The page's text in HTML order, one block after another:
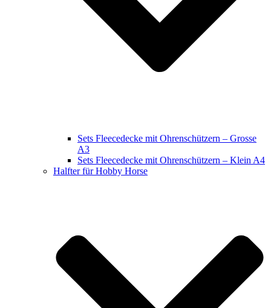
Sets Fleecedecke mit Ohrenschützern – Grosse
A3
Sets Fleecedecke mit Ohrenschützern – Klein A4
Halfter für Hobby Horse